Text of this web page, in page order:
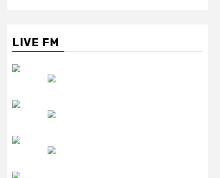
LIVE FM